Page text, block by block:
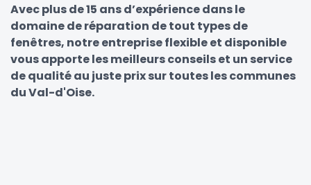
Avec plus de 15 ans d’expérience dans le
domaine de réparation de tout types de
fenêtres, notre entreprise flexible et disponible
vous apporte les meilleurs conseils et un service
de qualité au juste prix sur toutes les communes
du Val-d'Oise.